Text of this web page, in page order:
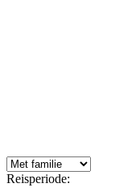
Reisperiode: